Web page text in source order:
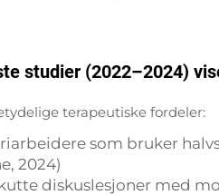
studier (2022–2024)
terapeutiske fordeler:
som bruker
2024)
diskuslesjoner med